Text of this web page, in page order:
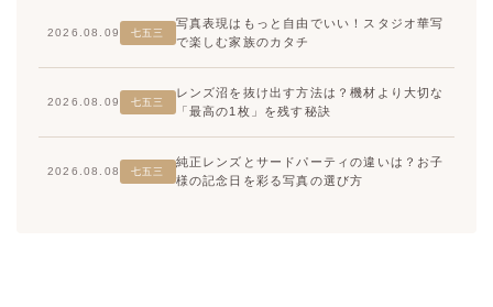
2026.08.09 七五三
写真表現はもっと自由でいい！スタジオ華写
で楽しむ家族のカタチ
2026.08.09 七五三
レンズ沼を抜け出す方法は？機材より大切な
「最高の1枚」を残す秘訣
2026.08.08 七五三
純正レンズとサードパーティの違いは？お子
様の記念日を彩る写真の選び方